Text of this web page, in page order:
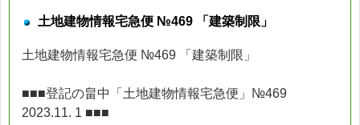
土地建物情報宅急便 №469 「建築制限」
土地建物情報宅急便 №469 「建築制限」
■■■登記の畠中「土地建物情報宅急便」№469
2023.11. 1 ■■■